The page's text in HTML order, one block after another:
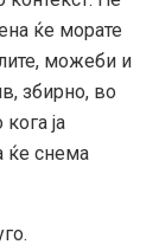
ќе морате
можеби и
збирно, во
ја
ќе снема